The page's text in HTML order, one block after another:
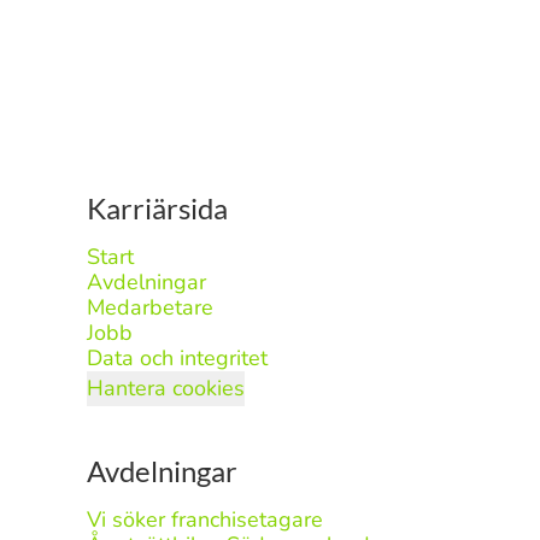
Karriärsida
Start
Avdelningar
Medarbetare
Jobb
Data och integritet
Hantera cookies
Avdelningar
Vi söker franchisetagare